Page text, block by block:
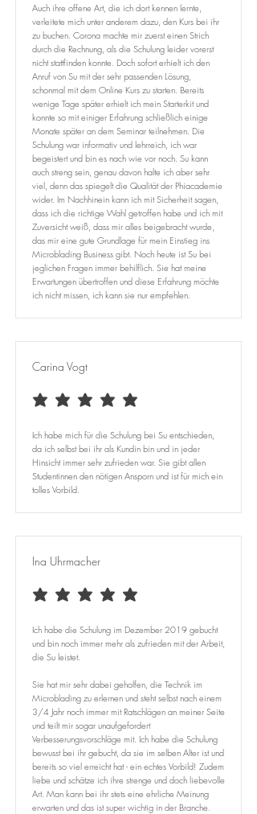
Auch ihre offene Art, die ich dort kennen lernte,
verleitete mich unter anderem dazu, den Kurs bei ihr
zu buchen. Corona machte mir zuerst einen Strich
durch die Rechnung, als die Schulung leider vorerst
nicht stattfinden konnte. Doch sofort erhielt ich den
Anruf von Su mit der sehr passenden Lösung,
schonmal mit dem Online Kurs zu starten. Bereits
wenige Tage später erhielt ich mein Starterkit und
konnte so mit einiger Erfahrung schließlich einige
Monate später an dem Seminar teilnehmen. Die
Schulung war informativ und lehrreich, ich war
begeistert und bin es nach wie vor noch. Su kann
auch streng sein, genau davon halte ich aber sehr
viel, denn das spiegelt die Qualität der Phiacademie
wider. Im Nachhinein kann ich mit Sicherheit sagen,
dass ich die richtige Wahl getroffen habe und ich mit
Zuversicht weiß, dass mir alles beigebracht wurde,
das mir eine gute Grundlage für mein Einstieg ins
Microblading Business gibt. Noch heute ist Su bei
jeglichen Fragen immer behilflich. Sie hat meine
Erwartungen übertroffen und diese Erfahrung möchte
ich nicht missen, ich kann sie nur empfehlen.
Carina Vogt
average rating is 5 out of 5
Ich habe mich für die Schulung bei Su entschieden,
da ich selbst bei ihr als Kundin bin und in jeder
Hinsicht immer sehr zufrieden war. Sie gibt allen
Studentinnen den nötigen Ansporn und ist für mich ein
tolles Vorbild.
Ina Uhrmacher
average rating is 5 out of 5
Ich habe die Schulung im Dezember 2019 gebucht
und bin noch immer mehr als zufrieden mit der Arbeit,
die Su leistet.
Sie hat mir sehr dabei geholfen, die Technik im
Microblading zu erlernen und steht selbst nach einem
3/4 Jahr noch immer mit Ratschlägen an meiner Seite
und teilt mir sogar unaufgefordert
Verbesserungsvorschläge mit. Ich habe die Schulung
bewusst bei ihr gebucht, da sie im selben Alter ist und
bereits so viel erreicht hat - ein echtes Vorbild! Zudem
liebe und schätze ich ihre strenge und doch liebevolle
Art. Man kann bei ihr stets eine ehrliche Meinung
erwarten und das ist super wichtig in der Branche.